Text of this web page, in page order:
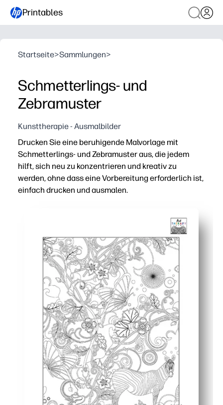
Printables
Startseite>Sammlungen>
Schmetterlings- und
Zebramuster
Kunsttherapie - Ausmalbilder
Drucken Sie eine beruhigende Malvorlage mit
Schmetterlings- und Zebramuster aus, die jedem
hilft, sich neu zu konzentrieren und kreativ zu
werden, ohne dass eine Vorbereitung erforderlich ist,
einfach drucken und ausmalen.
Fesselt jedes Alter — mutige Muster und flatternde
Fördert Fähigkeiten — stärkt die Feinmotorik,
Flexibel einsetzbar — kann als schneller Finisher, als